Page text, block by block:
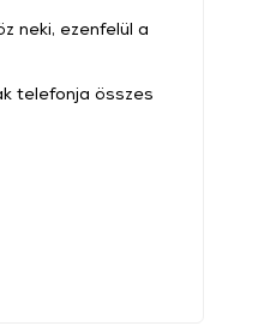
neki, ezenfelül a
telefonja összes